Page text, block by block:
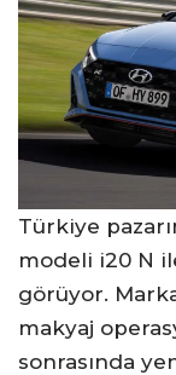
Türkiye
modeli i20 N
görüyor.
makyaj
sonrasında